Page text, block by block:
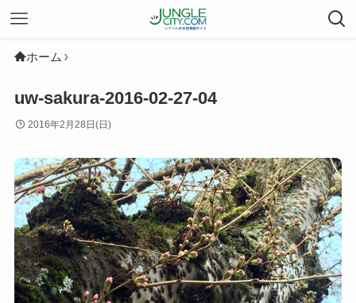
ホーム
uw-sakura-2016-02-27-04
2016年2月28日(日)